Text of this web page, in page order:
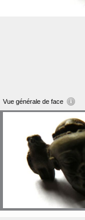
Vue générale de face